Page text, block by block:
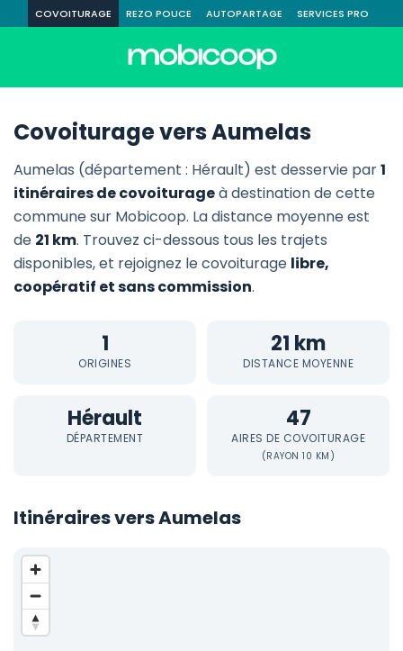
COVOITURAGE REZO POUCE AUTOPARTAGE SERVICES PRO
Covoiturage vers Aumelas
Aumelas (département : Hérault) est desservie par1
itinéraires de covoiturageà destination de cette
commune sur Mobicoop. La distance moyenne est
de 21 km. Trouvez ci-dessous tous les trajets
disponibles, et rejoignez le covoiturage libre,
coopératif et sans commission.
1
ORIGINES
21 km
DISTANCE MOYENNE
Hérault
DÉPARTEMENT
47
AIRES DE COVOITURAGE
(RAYON 10 KM)
Itinéraires vers Aumelas